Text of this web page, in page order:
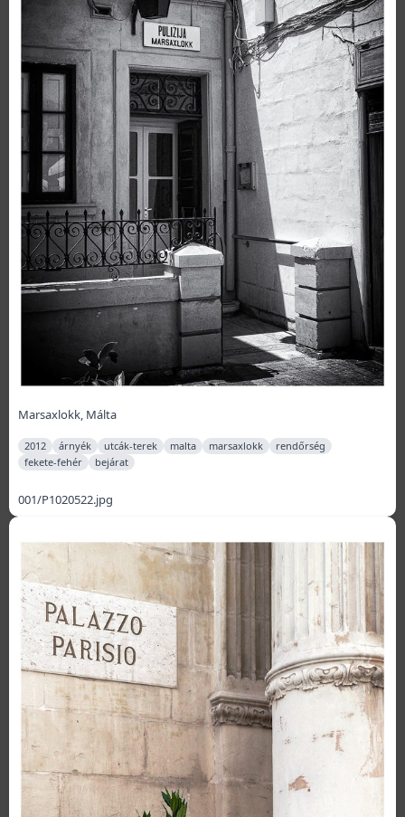
Marsaxlokk, Málta
2012 árnyék utcák-terek malta marsaxlokk
rendőrség
fekete-fehér
bejárat
001/P1020522.jpg